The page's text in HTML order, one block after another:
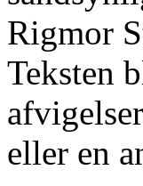
Rigmor
Teksten
eller en